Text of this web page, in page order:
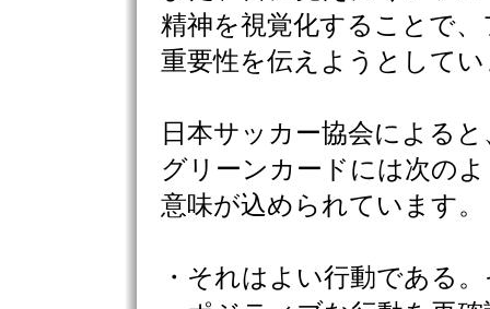
精神を視覚化することで
重要性を伝えようとして
日本サッカー協会によると
グリーンカードには次の
意味が込められています。
・それはよい行動である